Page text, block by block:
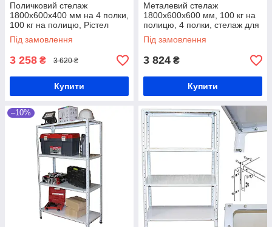
Поличковий стелаж
1800х600х400 мм на 4 полки,
100 кг на полицю, Рістел
Під замовлення
3 258 ₴ 3 620 ₴
Купити
Металевий стелаж
1800х600х600 мм, 100 кг на
полицю, 4 полки, стелаж для
зберігання універсальний
Під замовлення
3 824 ₴
Купити
–10%